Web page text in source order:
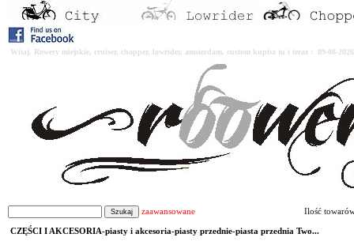
Witaj. Rowery miejskie, cruiser, chopper, lowrider, amsterdam, custom kupisz tu i teraz : 09-08-
zaawansowane Ilość
CZĘŚCI I AKCESORIA-piasty i akcesoria-piasty przednie-piasta przednia Two...